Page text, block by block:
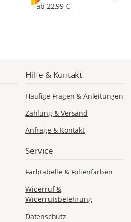
ab 22,99 €
Hilfe & Kontakt
Häufige Fragen & Anleitungen
Zahlung & Versand
Anfrage & Kontakt
Service
Farbtabelle & Folienfarben
Widerruf &
Widerrufsbelehrung
Datenschutz